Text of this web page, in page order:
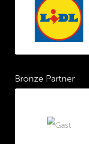
Bronze Partner